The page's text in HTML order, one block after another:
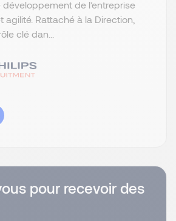
de l’entreprise
Rattaché à la Direction,
clé dan...
pour recevoir des